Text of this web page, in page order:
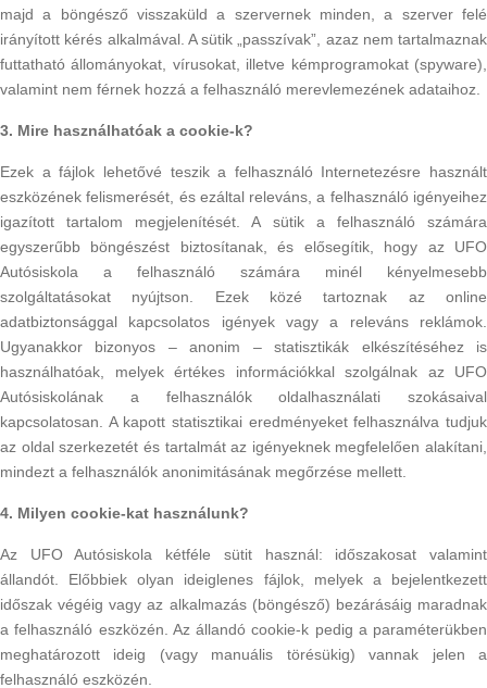
majd a böngésző visszaküld a szervernek minden, a szerver felé
irányított kérés alkalmával. A sütik „passzívak”, azaz nem tartalmaznak
futtatható állományokat, vírusokat, illetve kémprogramokat (spyware),
valamint nem férnek hozzá a felhasználó merevlemezének adataihoz.
3. Mire használhatóak a cookie-k?
Ezek a fájlok lehetővé teszik a felhasználó Internetezésre használt
eszközének felismerését, és ezáltal releváns, a felhasználó igényeihez
igazított tartalom megjelenítését. A sütik a felhasználó számára
egyszerűbb böngészést biztosítanak, és elősegítik, hogy az UFO
Autósiskola a felhasználó számára minél kényelmesebb
szolgáltatásokat nyújtson. Ezek közé tartoznak az online
adatbiztonsággal kapcsolatos igények vagy a releváns reklámok.
Ugyanakkor bizonyos – anonim – statisztikák elkészítéséhez is
használhatóak, melyek értékes információkkal szolgálnak az UFO
Autósiskolának a felhasználók oldalhasználati szokásaival
kapcsolatosan. A kapott statisztikai eredményeket felhasználva tudjuk
az oldal szerkezetét és tartalmát az igényeknek megfelelően alakítani,
mindezt a felhasználók anonimitásának megőrzése mellett.
4. Milyen cookie-kat használunk?
Az UFO Autósiskola kétféle sütit használ: időszakosat valamint
állandót. Előbbiek olyan ideiglenes fájlok, melyek a bejelentkezett
időszak végéig vagy az alkalmazás (böngésző) bezárásáig maradnak
a felhasználó eszközén. Az állandó cookie-k pedig a paraméterükben
meghatározott ideig (vagy manuális törésükig) vannak jelen a
felhasználó eszközén.